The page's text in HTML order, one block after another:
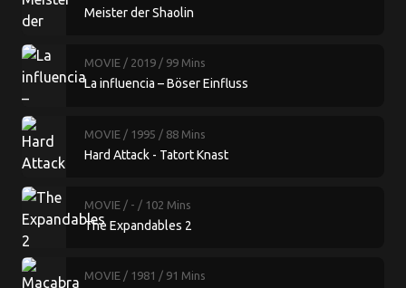
Meister der Shaolin
MOVIE / 2019 / 99 Mins
La influencia – Böser Einfluss
MOVIE / 1995 / 88 Mins
Hard Attack - Tatort Knast
MOVIE / - / 102 Mins
The Expandables 2
MOVIE / 1981 / 91 Mins